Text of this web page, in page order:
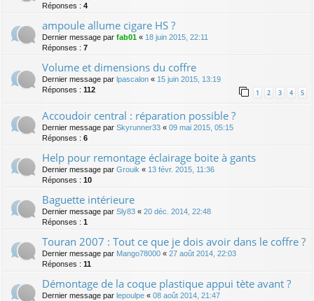
Réponses : 4
ampoule allume cigare HS ?
Dernier message par fab01 « 18 juin 2015, 22:11
Réponses : 7
Volume et dimensions du coffre
Dernier message par lpascalon « 15 juin 2015, 13:19
Réponses : 112 1 2 3 4 5
Accoudoir central : réparation possible ?
Dernier message par Skyrunner33 « 09 mai 2015, 05:15
Réponses : 6
Help pour remontage éclairage boite à gants
Dernier message par Grouik « 13 févr. 2015, 11:36
Réponses : 10
Baguette intérieure
Dernier message par Sly83 « 20 déc. 2014, 22:48
Réponses : 1
Touran 2007 : Tout ce que je dois avoir dans le coffre ?
Dernier message par Mango78000 « 27 août 2014, 22:03
Réponses : 11
Démontage de la coque plastique appui tète avant ?
Dernier message par lepoulpe « 08 août 2014, 21:47